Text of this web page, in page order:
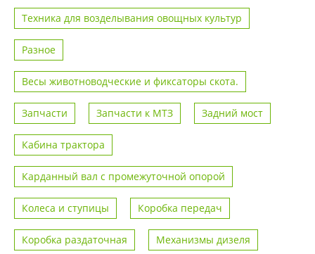
Техника для возделывания овощных культур
Разное
Весы животноводческие и фиксаторы скота.
Запчасти Запчасти к МТЗ Задний мост
Кабина трактора
Карданный вал с промежуточной опорой
Колеса и ступицы Коробка передач
Коробка раздаточная Механизмы дизеля